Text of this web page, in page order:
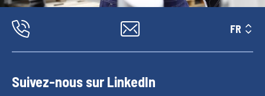
FR
Suivez-nous sur LinkedIn